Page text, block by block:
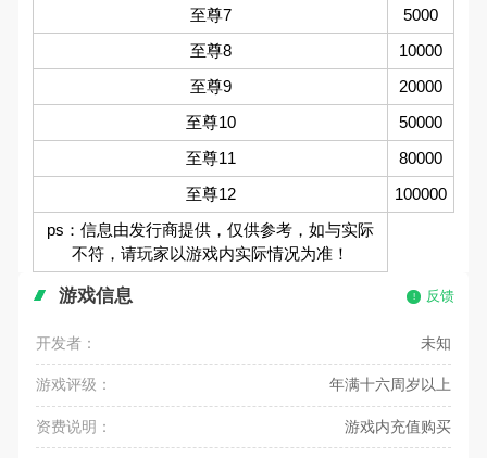
至尊7
5000
至尊8
10000
至尊9
20000
至尊10
50000
至尊11
80000
至尊12
100000
ps：信息由发行商提供，仅供参考，如与实际
不符，请玩家以游戏内实际情况为准！
游戏信息 反馈
开发者： 未知
游戏评级： 年满十六周岁以上
资费说明： 游戏内充值购买